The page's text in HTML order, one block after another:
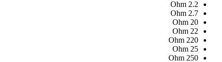
2.2
Ohm
2.7
Ohm
20
Ohm
22
Ohm
220
Ohm
25
Ohm
250
Ohm